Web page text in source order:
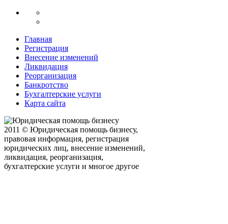
Главная
Регистрация
Внесение изменений
Ликвидация
Реорганизация
Банкротство
Бухгалтерские услуги
Карта сайта
2011 © Юридическая помощь бизнесу,
правовая информация, регистрация
юридических лиц, внесение изменений,
ликвидация, реорганизация,
бухгалтерские услуги и многое другое